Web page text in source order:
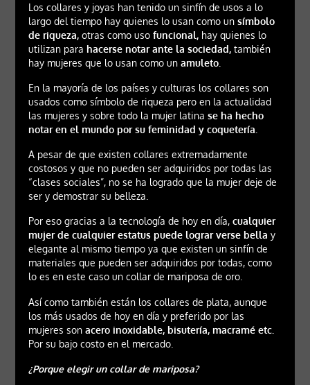
Los collares y joyas han tenido un sinfín de usos a lo
largo del tiempo hay quienes lo usan como un símbolo
de riqueza,otras como uso funcional,hay quienes lo
utilizan para hacerse notar ante la sociedad,también
hay mujeres que lo usan como un amuleto.
En la mayoría de los países y culturas los collares son
usados como símbolo de riqueza pero en la actualidad
las mujeres y sobre todo la mujer latina se ha hecho
notar en el mundo por su feminidad y coquetería.
A pesar de que existen collares extremadamente
costosos y que no pueden ser adquiridos por todas las
“clases sociales”, no se ha logrado que la mujer deje de
ser y demostrar su belleza.
Por eso gracias a la tecnología de hoy en día, cualquier
mujer de cualquier estatus puede lograr verse bella y
elegante al mismo tiempo ya que existen un sinfín de
materiales que pueden ser adquiridos por todas, como
lo es en este caso un collar de mariposa de oro.
Así como también están los collares de plata, aunque
los más usados de hoy en día y preferido por las
mujeres son acero inoxidable, bisutería, macramé etc.
Por su bajo costo en el mercado.
¿Porque elegir un collar de mariposa?